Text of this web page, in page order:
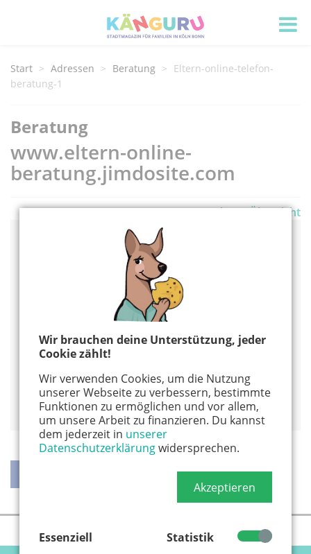
Wir brauchen deine Unterstützung, jeder
Cookie zählt!
Wir verwenden Cookies, um die Nutzung
unserer Webseite zu verbessern, bestimmte
Funktionen zu ermöglichen und vor allem,
um unsere Arbeit zu finanzieren. Du kannst
dem jederzeit in unserer
Datenschutzerklärungwidersprechen.
Akzeptieren
Essenziell
Statistik
Start Adressen Beratung
Eltern-online-telefon-
beratung-1
Beratung
www.eltern-online-
beratung.jimdosite.com
zurück zur Übersicht
Adress Informationen
www.eltern-online-beratung.jimdosite.com
0163 - 163 04 35
www.eltern-online-beratung.jimdosite.com
Auf Google Maps anzeigen